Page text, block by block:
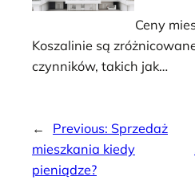
Ceny
Koszalinie są
czynników, takich jak…
← Previous: Sprzedaż
mieszkania kiedy
pieniądze?